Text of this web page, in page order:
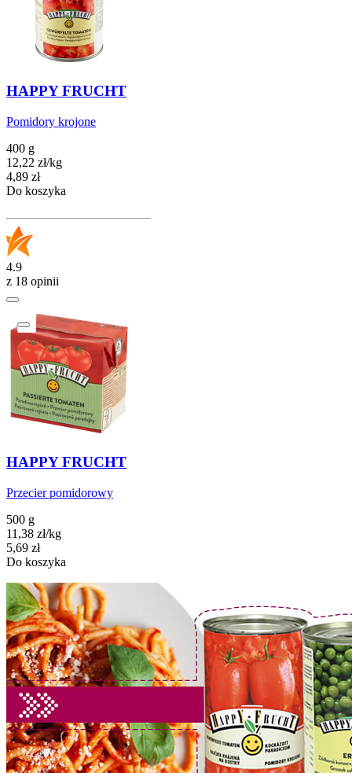
HAPPY FRUCHT
Pomidory krojone
400 g
12,22 zł/kg
Cena
4,89 zł
Do koszyka
4.9
z 18 opinii
HAPPY FRUCHT
Przecier pomidorowy
500 g
11,38 zł/kg
Cena
5,69 zł
Do koszyka